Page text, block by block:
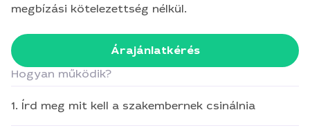
megbízási kötelezettség nélkül.
Árajánlatkérés
Hogyan működik?
1. Írd meg mit kell a szakembernek csinálnia